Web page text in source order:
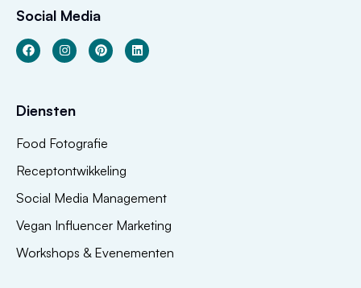
Social Media
Diensten
Food Fotografie
Receptontwikkeling
Social Media Management
Vegan Influencer Marketing
Workshops & Evenementen